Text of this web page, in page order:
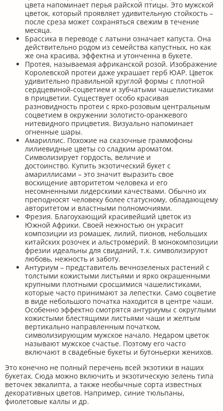
цвета напоминает перья райской птицы. Это мужской
цветок, который проявляет удивительную стойкость –
после среза может сохраняться свежим в течение
месяца.
Брассика в переводе с латыни означает капуста. Она
действительно родом из семейства капустных, но как
же она красива, эффектна и утонченна в букете.
Протея, называемая африканской розой. Изображение
Королевской протеи даже украшает герб ЮАР. Цветок
удивительно правильной круглой формы с плотной
сердцевиной-соцветием и зубчатыми чашелистиками
в прицветии. Существует особо красивая
разновидность протеи с ярко-розовым центральным
соцветием в окружении золотисто-оранжевого
нитевидного прицветия. Визуально напоминает
огненные шары.
Амариллис. Похожие на сказочные граммофоны
лилиевидные цветы со сладким ароматом.
Символизирует гордость, величие и
достоинство. Купить экзотический букет с
амариллисами – это значит выразить свое
восхищение авторитетом человека и его
несомненными лидерскими качествами. Обычно их
преподносят человеку более статусному, обладающему
авторитетом и властными полномочиями.
Фрезия. Благоухающий красивейший цветок из
Южной Африки. Своей нежностью он украсит
композиции из ромашек, лилий, пионов, небольших
китайских розочек и альстромерий. В монокомпозиции
фрезии идеальны для свиданий, т.к. символизируют
любовь, нежность и заботу.
Антуриум – представитель вечнозеленых растений с
толстыми кожистыми листьями и ярко окрашенными
крупными плотными сросшимися чашелистиками,
которые часто принимают за лепестки. Само соцветие
в виде небольшого початка находится в центре чаши.
Особенно эффектно смотрятся антуриумы с округлыми
кожистыми блестящими листьями чаши и желтым
вертикально направленным початком,
символизирующим мужское начало. Недаром цветок
называют мужское счастье. Поэтому его часто
включают в свадебные букеты и бутоньерки женихов.
Это конечно не полный перечень всей экзотики в наших
букетах. Сюда можно включить и экзотическую зелень типа
веточек эвкалипта, а также необычные сорта известных
декоративных цветов. Например, синие тюльпаны,
фиолетовые каллы и др.